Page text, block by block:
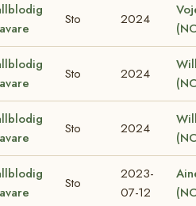
Sto 2024
Sto 2024
Sto 2024
Sto
2023-
07-12